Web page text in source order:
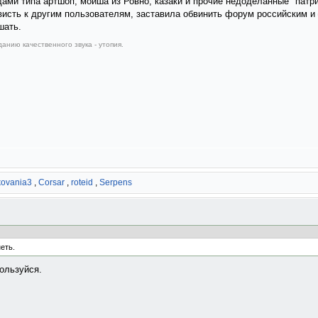
к другим пользователям, заставила обвинить форум российским
качественного звука - утопия.
, Corsar , roteid , Serpens